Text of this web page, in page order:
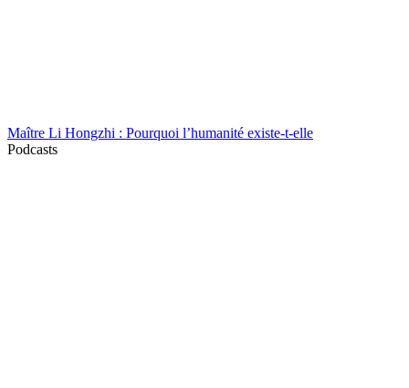
Maître Li Hongzhi : Pourquoi l’humanité existe-t-elle
Podcasts